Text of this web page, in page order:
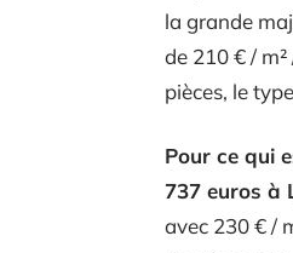
la grande
de 210 € /
pièces, le
Pour ce qui
737 euros à
avec 230 € /